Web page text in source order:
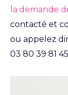
la demande
contacté et
ou appelez
03 80 39 81 45